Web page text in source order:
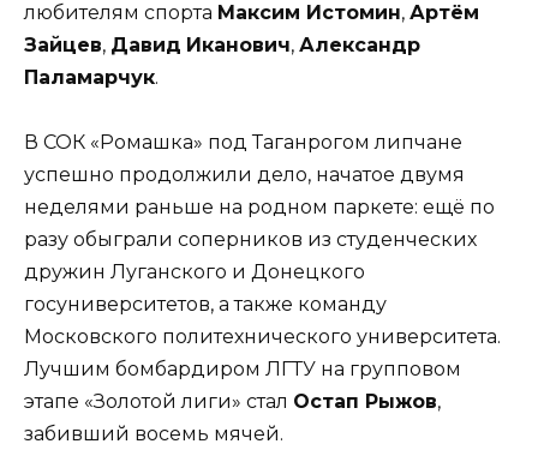
любителям спорта Максим Истомин, Артём
Зайцев, Давид Иканович, Александр
Паламарчук.
В СОК «Ромашка» под Таганрогом липчане
успешно продолжили дело, начатое двумя
неделями раньше на родном паркете: ещё по
разу обыграли соперников из студенческих
дружин Луганского и Донецкого
госуниверситетов, а также команду
Московского политехнического университета.
Лучшим бомбардиром ЛГТУ на групповом
этапе «Золотой лиги» стал Остап Рыжов,
забивший восемь мячей.